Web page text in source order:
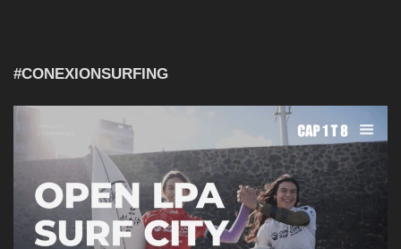
#CONEXIONSURFING